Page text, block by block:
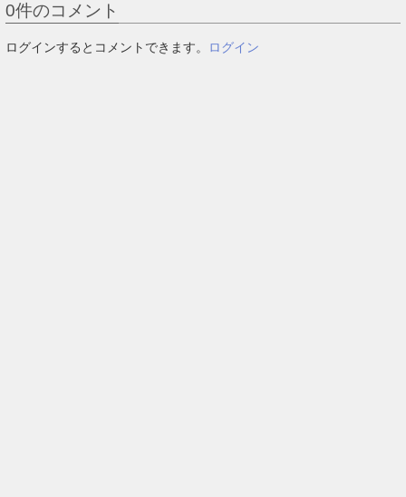
0件のコメント
ログインするとコメントできます。 ログイン